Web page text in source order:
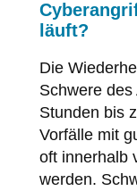
läuft?
Die
Schwere
Stunden bis
Vorfälle mit
oft innerhalb
werden.